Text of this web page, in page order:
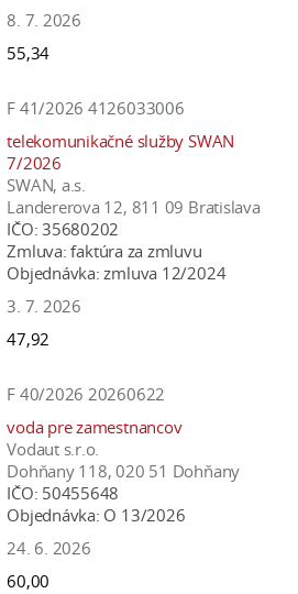
8. 7. 2026
55,34
F 41/2026 4126033006
telekomunikačné služby SWAN
7/2026
SWAN, a.s.
Landererova 12, 811 09 Bratislava
IČO: 35680202
Zmluva: faktúra za zmluvu
Objednávka: zmluva 12/2024
3. 7. 2026
47,92
F 40/2026 20260622
voda pre zamestnancov
Vodaut s.r.o.
Dohňany 118, 020 51 Dohňany
IČO: 50455648
Objednávka: O 13/2026
24. 6. 2026
60,00